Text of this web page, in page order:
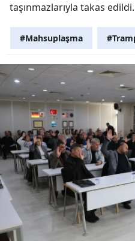
taşınmazlarıyla takas edildi.
#Mahsuplaşma